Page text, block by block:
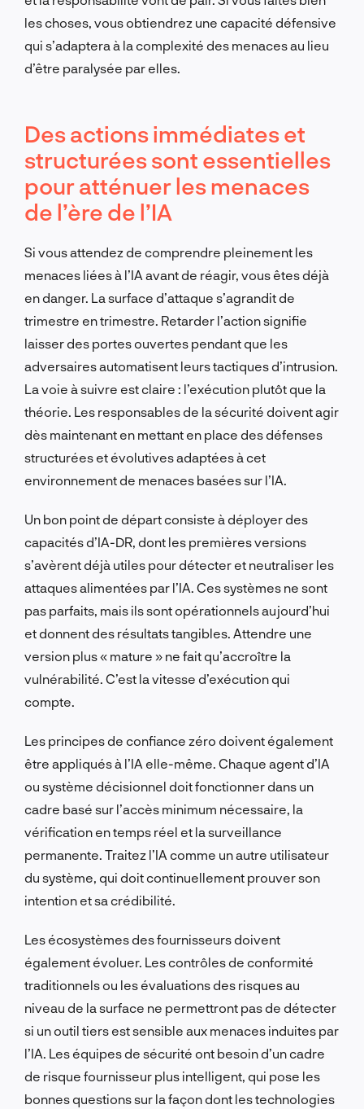
les choses, vous obtiendrez une capacité défensive
qui s’adaptera à la complexité des menaces au lieu
d’être paralysée par elles.
Des actions immédiates et
structurées sont essentielles
pour atténuer les menaces
de l’ère de l’IA
Si vous attendez de comprendre pleinement les
menaces liées à l’IA avant de réagir, vous êtes déjà
en danger. La surface d’attaque s’agrandit de
trimestre en trimestre. Retarder l’action signifie
laisser des portes ouvertes pendant que les
adversaires automatisent leurs tactiques d’intrusion.
La voie à suivre est claire : l’exécution plutôt que la
théorie. Les responsables de la sécurité doivent agir
dès maintenant en mettant en place des défenses
structurées et évolutives adaptées à cet
environnement de menaces basées sur l’IA.
Un bon point de départ consiste à déployer des
capacités d’IA-DR, dont les premières versions
s’avèrent déjà utiles pour détecter et neutraliser les
attaques alimentées par l’IA. Ces systèmes ne sont
pas parfaits, mais ils sont opérationnels aujourd’hui
et donnent des résultats tangibles. Attendre une
version plus « mature » ne fait qu’accroître la
vulnérabilité. C’est la vitesse d’exécution qui
compte.
Les principes de confiance zéro doivent également
être appliqués à l’IA elle-même. Chaque agent d’IA
ou système décisionnel doit fonctionner dans un
cadre basé sur l’accès minimum nécessaire, la
vérification en temps réel et la surveillance
permanente. Traitez l’IA comme un autre utilisateur
du système, qui doit continuellement prouver son
intention et sa crédibilité.
Les écosystèmes des fournisseurs doivent
également évoluer. Les contrôles de conformité
traditionnels ou les évaluations des risques au
niveau de la surface ne permettront pas de détecter
si un outil tiers est sensible aux menaces induites par
l’IA. Les équipes de sécurité ont besoin d’un cadre
de risque fournisseur plus intelligent, qui pose les
bonnes questions sur la façon dont les technologies